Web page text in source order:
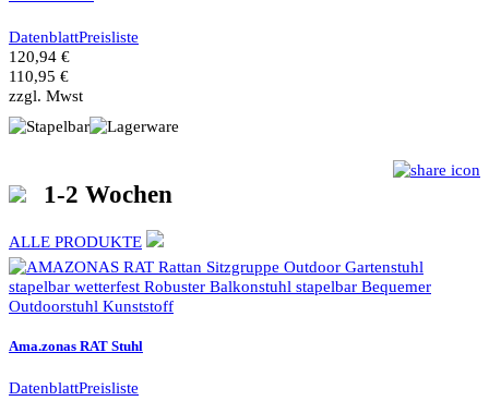
DatenblattPreisliste
120,94 €
110,95 €
zzgl. Mwst
1-2 Wochen
ALLE PRODUKTE
Ama.zonas RAT Stuhl
DatenblattPreisliste